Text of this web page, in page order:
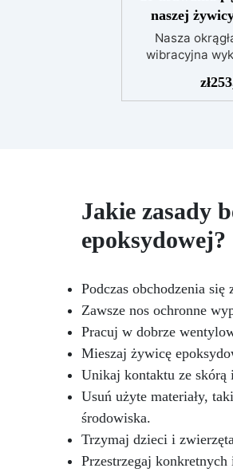
naszej
Nasza
wibracyjna
które
stabilność i
uzyskując
powierzchnie.
konstrukcja
pokrętło
obsłudze,
wewnętrzna
podczas
ciche i
Idealna dla
twórców
biżuterii oraz
to
profesjonalnie
zł
Jakie zasady
epoksydowej?
Podczas obchodzenia się
Zawsze nos ochronne
Pracuj w dobrze
Mieszaj żywicę
Unikaj kontaktu ze skórą
Usuń użyte materiały,
środowiska.
Trzymaj dzieci i
Przestrzegaj